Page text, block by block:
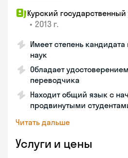
Курский государственный
• 2013 г.
Имеет степень кандидата
наук
Обладает
переводчика
Находит общий язык с
продвинутыми
Читать дальше
Услуги и цены